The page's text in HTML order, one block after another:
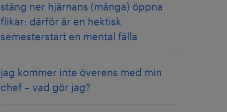
stäng ner hjärnans (många) öppna
flikar: därför är en hektisk
semesterstart en mental fälla
jag kommer inte överens med min
chef – vad gör jag?